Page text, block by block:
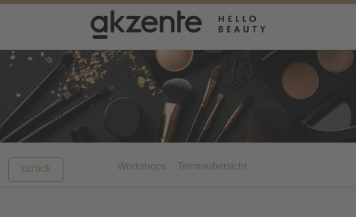
zurück Workshops Terminübersicht